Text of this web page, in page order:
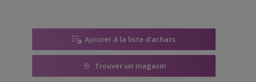
Ajouter à la liste d’achats
Trouver un magasin